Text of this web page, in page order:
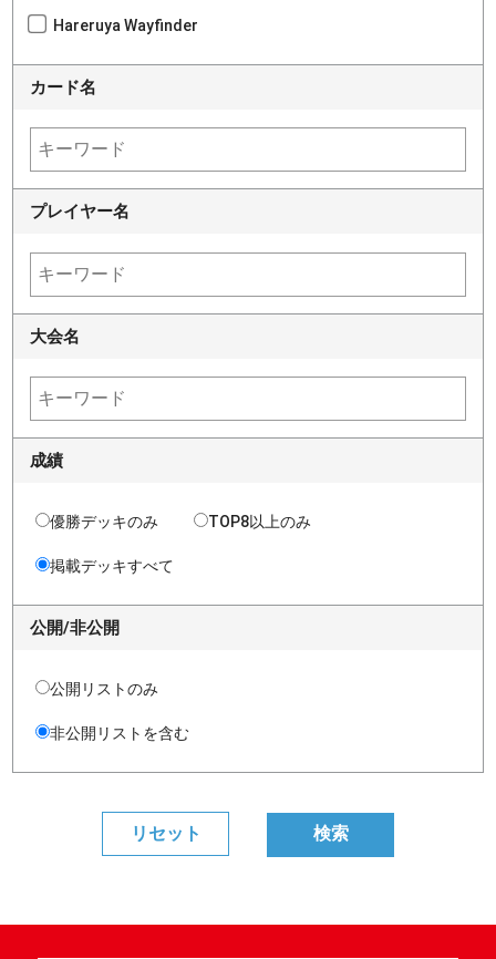
Hareruya Wayfinder
カード名
プレイヤー名
大会名
成績
優勝デッキのみ TOP8以上のみ
掲載デッキすべて
公開/非公開
公開リストのみ
非公開リストを含む